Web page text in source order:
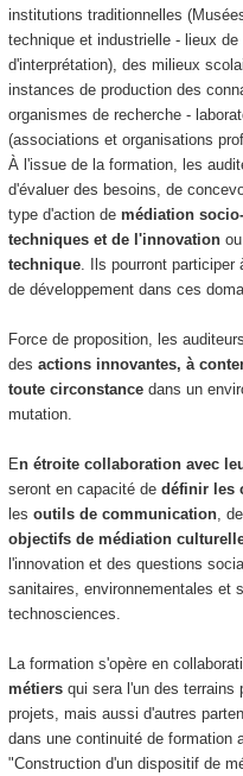
institutions traditionnelles
technique et industrielle - lieux
d'interprétation), des milieux
instances de production des
organismes de recherche -
(associations et organisations
À l'issue de la formation, les
d'évaluer des besoins, de
type d'action de médiation
techniques et de l'innovationou
technique. Ils pourront participer
de développement dans ces
Force de proposition, les
des actions innovantes, à
toute circonstance dans un
mutation.
En étroite collaboration avec
seront en capacité de définir les
les outils de communication,
objectifs de médiation
l'innovation et des questions
sanitaires, environnementales et
technosciences.
La formation s'opère en
métiersqui sera l'un des terrains
projets, mais aussi d'autres
dans une continuité de formation
"Construction d'un dispositif de